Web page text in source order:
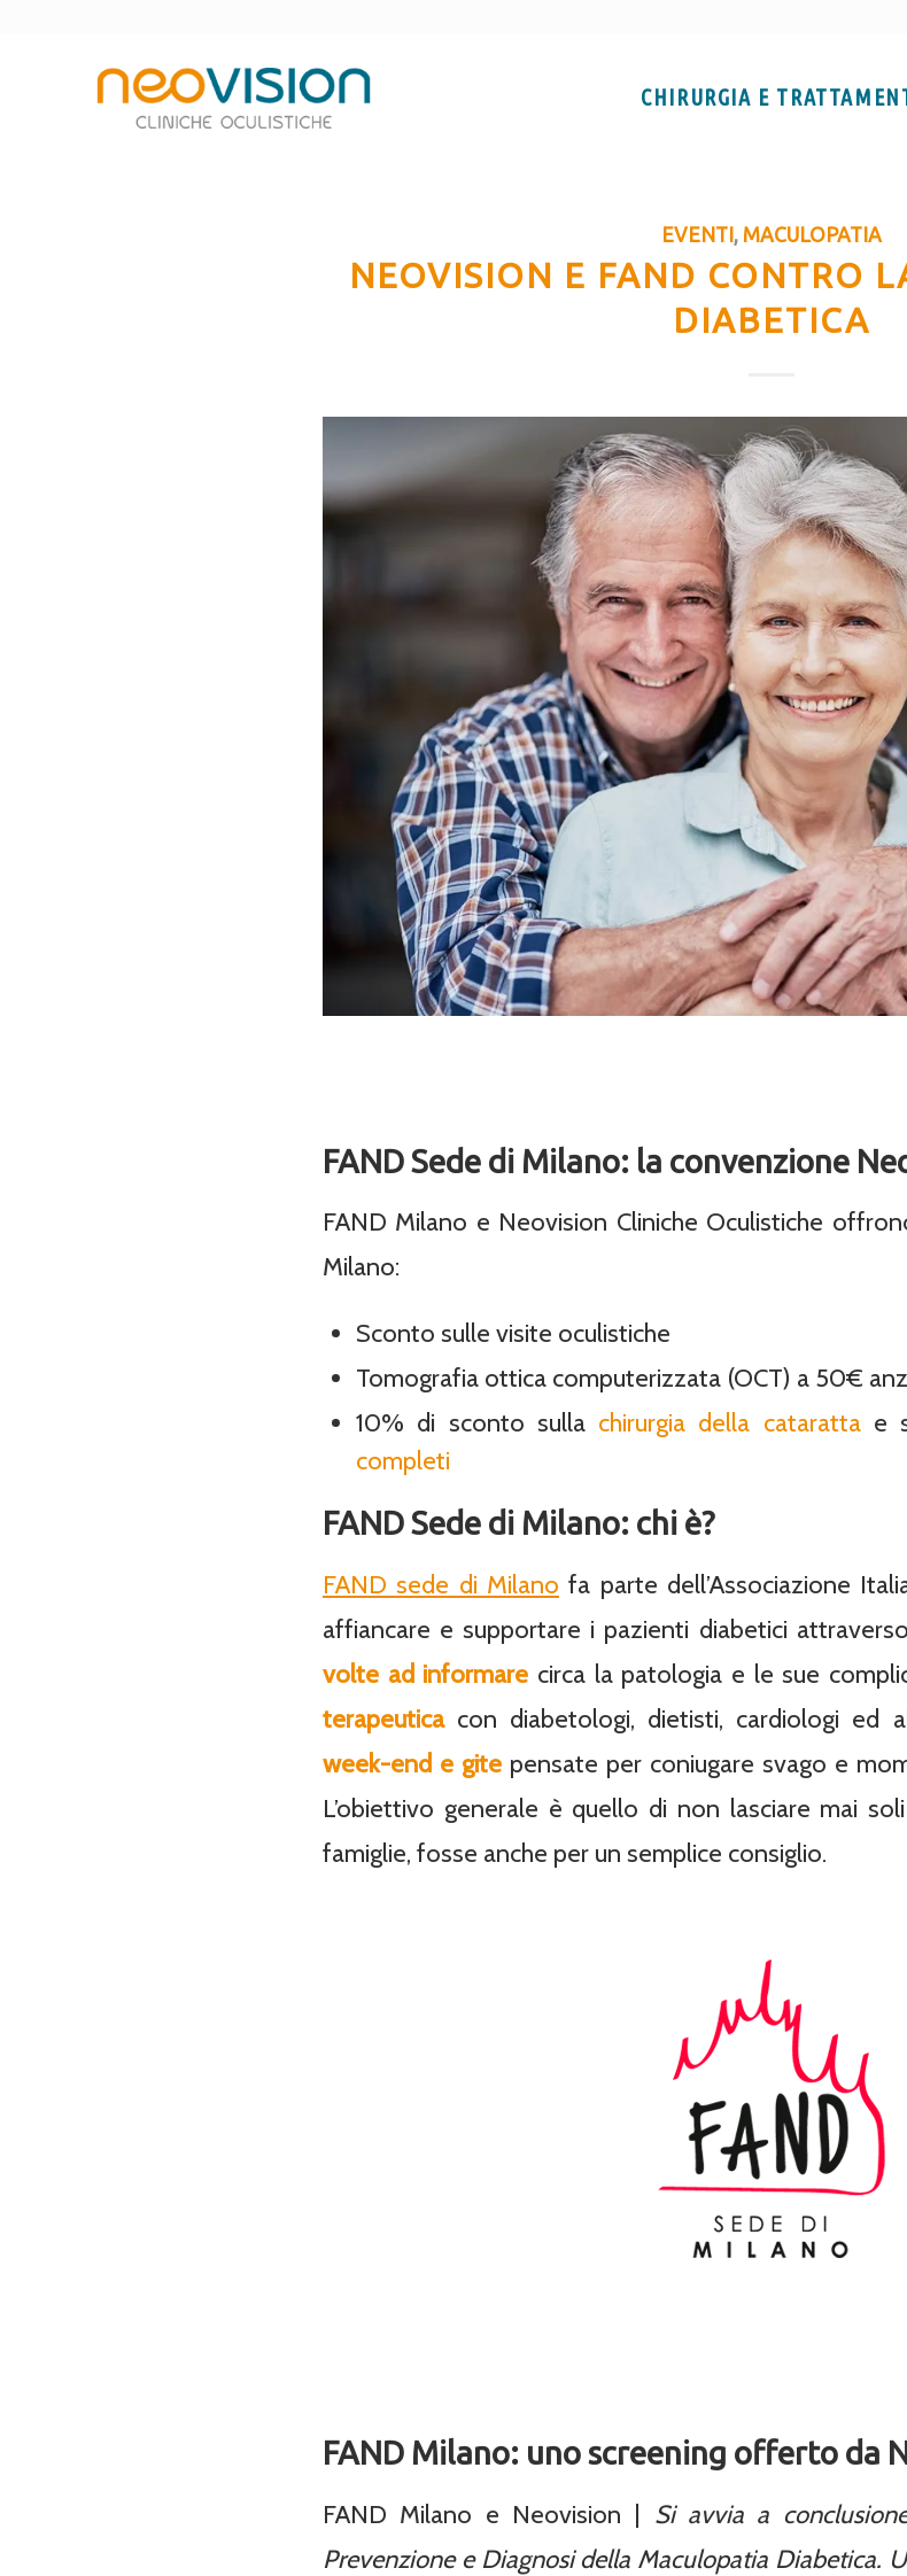
CHIRURGIA E
EVENTI, MACULOPATIA
NEOVISION E FAND CONTRO
DIABETICA
FAND Sede di Milano: la convenzione
FAND Milano e Neovision Cliniche Oculistiche
Milano:
Sconto sulle visite oculistiche
Tomografia ottica computerizzata (OCT) a 50€
10% di sconto sulla chirurgia della catarattae
completi
FAND Sede di Milano: chi è?
FAND sede di Milano fa parte dell’Associazione
affiancare e supportare i pazienti diabetici
volte ad informare circa la patologia e le sue
terapeuticacon diabetologi, dietisti, cardiologi ed
week-end e gitepensate per coniugare svago e
L’obiettivo generale è quello di non lasciare mai
famiglie, fosse anche per un semplice consiglio.
FAND Milano: uno screening offerto da
FAND Milano e Neovision | Si avvia a
Prevenzione e Diagnosi della Maculopatia Diabetica.